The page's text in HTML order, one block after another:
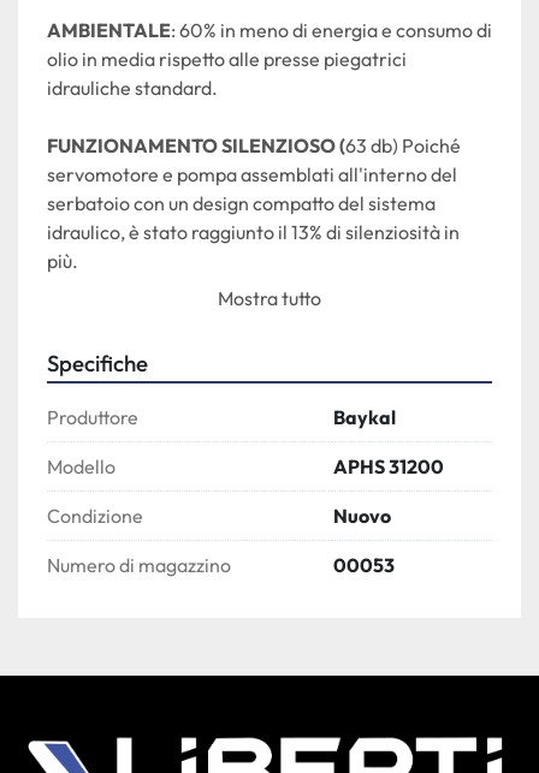
AMBIENTALE: 60% in meno di energia e consumo di
olio in media rispetto alle presse piegatrici
idrauliche standard.
FUNZIONAMENTO SILENZIOSO (63 db) Poiché
servomotore e pompa assemblati all'interno del
serbatoio con un design compatto del sistema
idraulico, è stato raggiunto il 13% di silenziosità in
più.
colori ESA S675-W;
Sistema idraulico europeo a risparmio
ircuito idraulico principale con due pompe
indipendenti comandate da motori brushless
e serbatoi olio separati;
da servomotori brushless AC;
Mostra tutto
Specifiche
Produttore Baykal
Modello APHS 31200
Condizione Nuovo
Numero di magazzino 00053